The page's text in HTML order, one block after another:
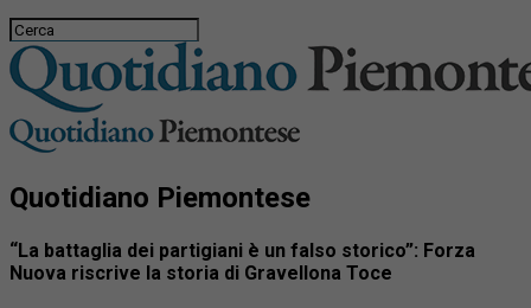
Quotidiano Piemontese
“La battaglia dei partigiani è un falso storico”: Forza
Nuova riscrive la storia di Gravellona Toce